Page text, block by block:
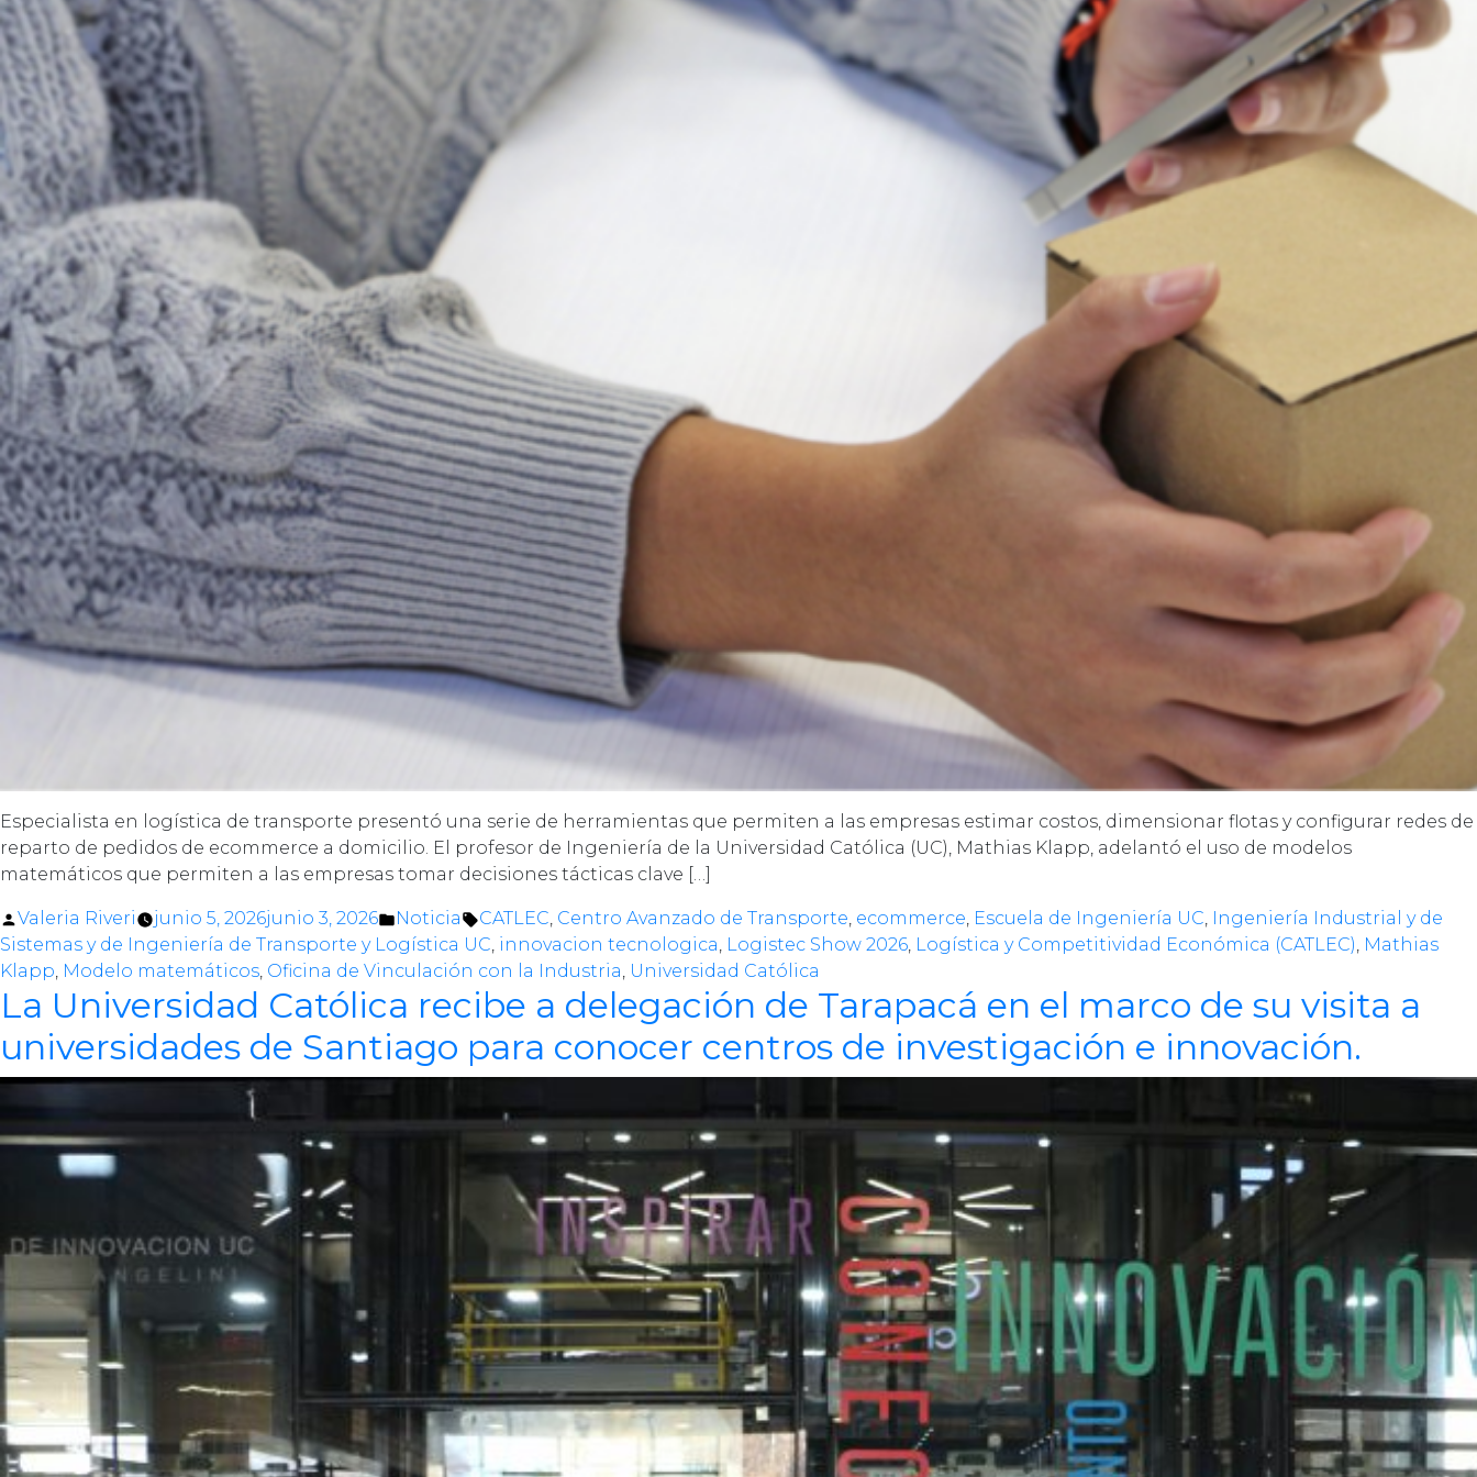
Especialista en logística de transporte presentó una serie de herramientas que permiten a las empresas estimar costos, dimensionar flotas y configurar redes de
reparto de pedidos de ecommerce a domicilio. El profesor de Ingeniería de la Universidad Católica (UC), Mathias Klapp, adelantó el uso de modelos
matemáticos que permiten a las empresas tomar decisiones tácticas clave […]
Posted
by
Valeria Riveri junio 5, 2026junio 3, 2026
Posted
in
Noticia Tags:
CATLEC, Centro Avanzado de Transporte, ecommerce, Escuela de Ingeniería UC, Ingeniería Industrial y de
Sistemas y de Ingeniería de Transporte y Logística UC, innovacion tecnologica, Logistec Show 2026, Logística y Competitividad Económica (CATLEC), Mathias
Klapp, Modelo matemáticos, Oficina de Vinculación con la Industria, Universidad Católica
La Universidad Católica recibe a delegación de Tarapacá en el marco de su visita a
universidades de Santiago para conocer centros de investigación e innovación.